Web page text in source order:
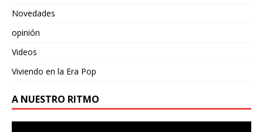
Novedades
opinión
Videos
Viviendo en la Era Pop
A NUESTRO RITMO